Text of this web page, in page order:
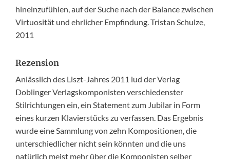
hineinzufühlen, auf der Suche nach der Balance zwischen
Virtuosität und ehrlicher Empfindung. Tristan Schulze,
2011
Rezension
Anlässlich des Liszt-Jahres 2011 lud der Verlag
Doblinger Verlagskomponisten verschiedenster
Stilrichtungen ein, ein Statement zum Jubilar in Form
eines kurzen Klavierstücks zu verfassen. Das Ergebnis
wurde eine Sammlung von zehn Kompositionen, die
unterschiedlicher nicht sein könnten und die uns
natürlich meist mehr über die Komponisten selber